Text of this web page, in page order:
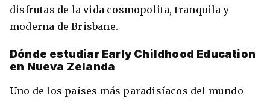
disfrutas de la vida cosmopolita, tranquila y
moderna de Brisbane.
Dónde estudiar Early Childhood Education
en Nueva Zelanda
Uno de los países más paradisíacos del mundo